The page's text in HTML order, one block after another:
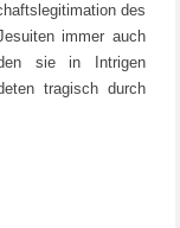
des
immer auch
sie in Intrigen
tragisch durch